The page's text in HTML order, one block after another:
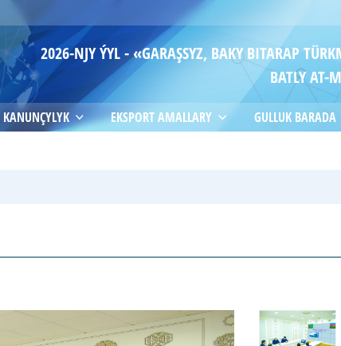
2026-NJY ÝYL - «GARAŞSYZ, BAKY BITARAP
BATLY AT-
KANUNÇYLYK EKSPORT AMALLARY GULLUK BARADA